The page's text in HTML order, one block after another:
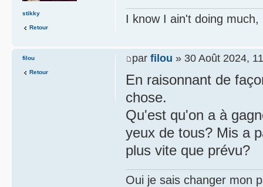
I know I ain't doing
stikky
Retour
par filou » 30 Août 2024,
En raisonnant de
chose.
Qu'est qu'on a à
yeux de tous? Mis a
plus vite que prévu?
Oui je sais changer mon
filou
Retour